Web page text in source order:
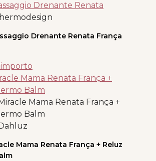
Drenante Renata
Drenante Renata França
Mama Renata França +
Balm
Mama Renata França + Reluz